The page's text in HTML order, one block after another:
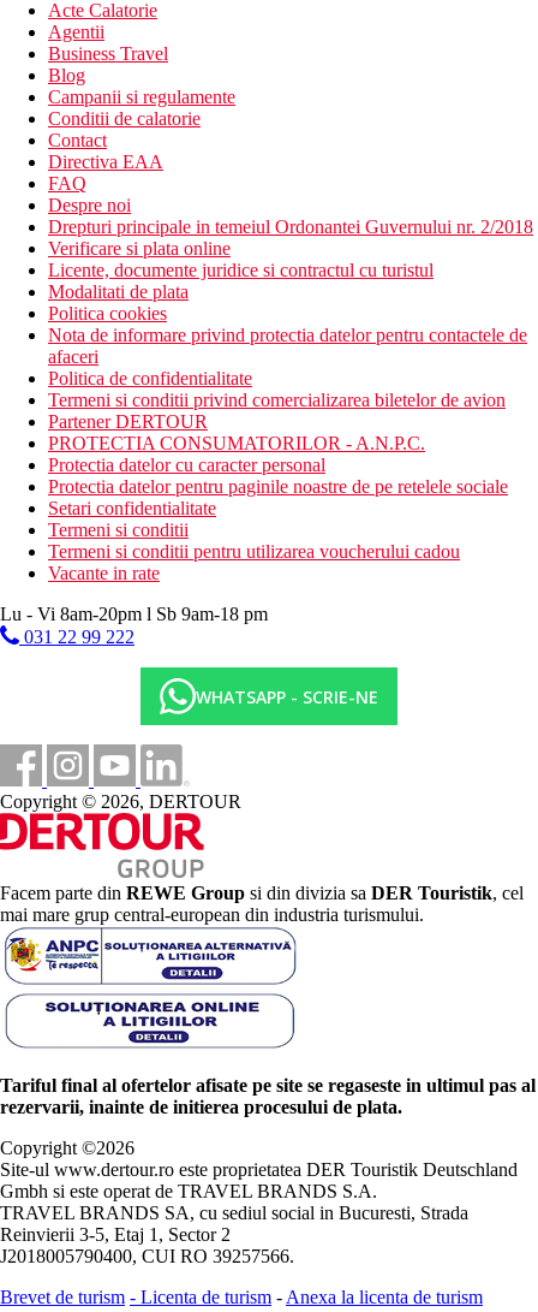
Acte Calatorie
Agentii
Business Travel
Blog
Campanii si regulamente
Conditii de calatorie
Contact
Directiva EAA
FAQ
Despre noi
Drepturi principale in temeiul Ordonantei Guvernului nr. 2/2018
Verificare si plata online
Licente, documente juridice si contractul cu turistul
Modalitati de plata
Politica cookies
Nota de informare privind protectia datelor pentru contactele de
afaceri
Politica de confidentialitate
Termeni si conditii privind comercializarea biletelor de avion
Partener DERTOUR
PROTECTIA CONSUMATORILOR - A.N.P.C.
Protectia datelor cu caracter personal
Protectia datelor pentru paginile noastre de pe retelele sociale
Setari confidentialitate
Termeni si conditii
Termeni si conditii pentru utilizarea voucherului cadou
Vacante in rate
Lu - Vi 8am-20pm l Sb 9am-18 pm
031 22 99 222
WHATSAPP - SCRIE-NE
Copyright © 2026, DERTOUR
Facem parte din REWE Group si din divizia sa DER Touristik, cel
mai mare grup central-european din industria turismului.
Tariful final al ofertelor afisate pe site se regaseste in ultimul pas al
rezervarii, inainte de initierea procesului de plata.
Copyright ©2026
Site-ul www.dertour.ro este proprietatea DER Touristik Deutschland
Gmbh si este operat de TRAVEL BRANDS S.A.
TRAVEL BRANDS SA, cu sediul social in Bucuresti, Strada
Reinvierii 3-5, Etaj 1, Sector 2
J2018005790400, CUI RO 39257566.
Brevet de turism - Licenta de turism - Anexa la licenta de turism